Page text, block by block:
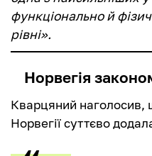
функціонально й
рівні».
Норвегія
Кварцяний наголосив,
Норвегії суттєво